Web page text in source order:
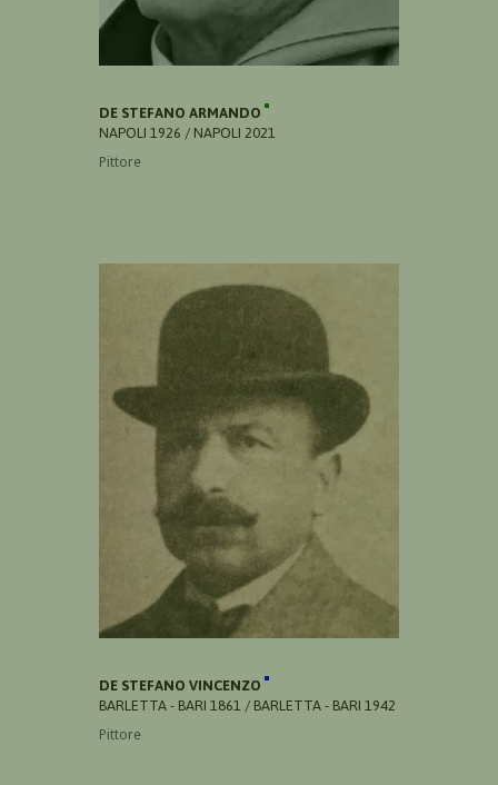
DE STEFANO ARMANDO
NAPOLI 1926 / NAPOLI 2021
Pittore
DE STEFANO VINCENZO
BARLETTA - BARI 1861 / BARLETTA - BARI 1942
Pittore